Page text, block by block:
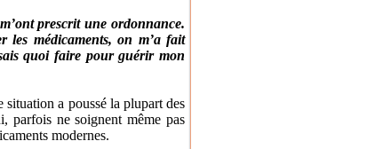
prescrit une ordonnance.
médicaments, on m’a fait
quoi faire pour guérir mon
situation a poussé la plupart des
parfois ne soignent même pas
modernes.